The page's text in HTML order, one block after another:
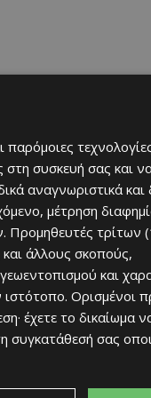
τις συνθέσεις
παρόμοιες
συσκευή σας και
αναγνωριστικά και
μέτρηση
Προμηθευτές τρίτων
άλλους σκοπούς,
και
Ορισμένοι
έχετε το δικαίωμα
συγκατάθεσή σας